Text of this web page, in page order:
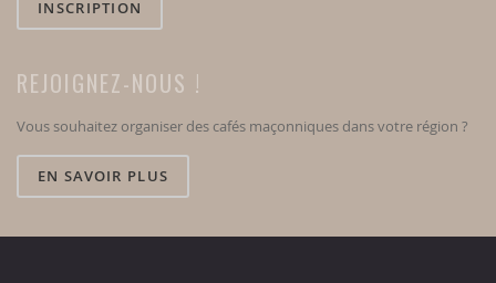
INSCRIPTION
REJOIGNEZ-NOUS !
Vous souhaitez organiser des cafés maçonniques dans votre région ?
EN SAVOIR PLUS